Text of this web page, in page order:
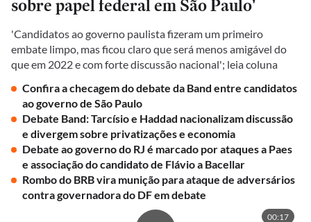
sobre papel federal em São Paulo'
'Candidatos ao governo paulista fizeram um primeiro
embate limpo, mas ficou claro que será menos amigável do
que em 2022 e com forte discussão nacional'; leia coluna
Confira a checagem do debate da Band entre candidatos
ao governo de São Paulo
Debate Band: Tarcísio e Haddad nacionalizam discussão
e divergem sobre privatizações e economia
Debate ao governo do RJ é marcado por ataques a Paes
e associação do candidato de Flávio a Bacellar
Rombo do BRB vira munição para ataque de adversários
contra governadora do DF em debate
00:17